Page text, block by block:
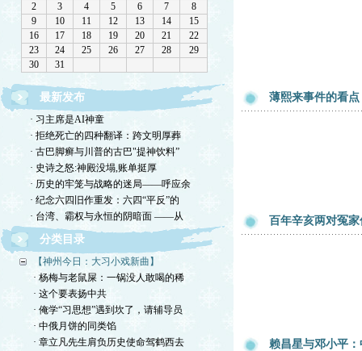
最新发布
· 习主席是AI神童
· 拒绝死亡的四种翻译：跨文明厚葬
· 古巴脚癣与川普的古巴"提神饮料”
· 史诗之怒:神殿没塌,账单挺厚
· 历史的牢笼与战略的迷局——呼应余
· 纪念六四旧作重发：六四“平反”的
· 台湾、霸权与永恒的阴暗面 ——从
分类目录
【神州今日：大习小戏新曲】
· 杨梅与老鼠屎：一锅没人敢喝的稀
· 这个要表扬中共
· 俺学“习思想”遇到坎了，请辅导员
· 中俄月饼的同类馅
· 章立凡先生肩负历史使命驾鹤西去
薄熙来事件的看
百年辛亥两对冤
赖昌星与邓小平